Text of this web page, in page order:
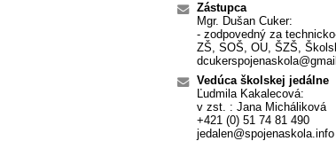
Zástupca
Mgr. Dušan Cuker:
- zodpovedný za
ZŠ, SOŠ, OU, ŠZŠ,
Vedúca školskej jedálne
Ľudmila Kakalecová:
v zst. : Jana Micháliková
+421 (0) 51 74 81 490
jedalen@spojenaskola.info